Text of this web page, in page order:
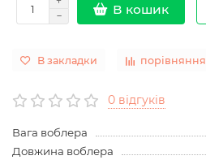
В кошик
В закладки порівняння
0 відгуків
Вага воблера
Довжина воблера